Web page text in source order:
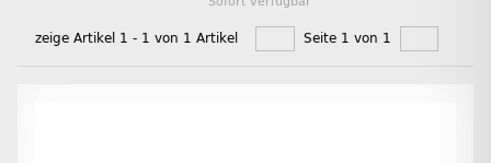
zeige Artikel 1 - 1 von 1 Artikel Seite 1 von 1